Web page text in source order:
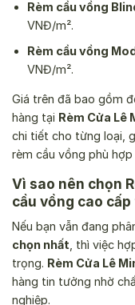
Rèm cầu vồng
VNĐ/m².
Rèm cầu vồng
VNĐ/m².
Giá trên đã bao gồm
hàng tại Rèm Cửa Lê
chi tiết cho từng loại,
rèm cầu vồng phù
Vì sao nên chọn
cầu vồng cao
Nếu bạn vẫn đang
chọn nhất, thì việc
trọng. Rèm Cửa Lê
hàng tin tưởng nhờ
nghiệp.